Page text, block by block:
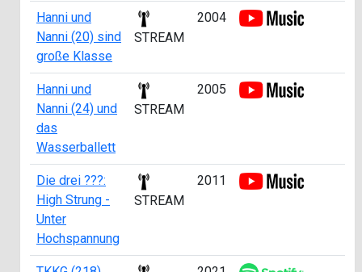
Hanni und
Nanni (20) sind
große Klasse
STREAM
2004
Hanni und
Nanni (24) und
das
Wasserballett
STREAM
2005
Die drei ???:
High Strung -
Unter
Hochspannung
STREAM
2011